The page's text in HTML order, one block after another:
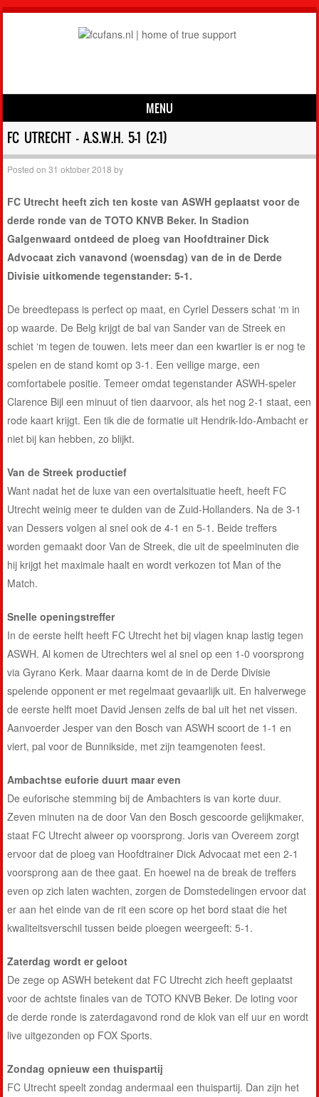
MENU
Skip to content
FC UTRECHT – A.S.W.H. 5-1 (2-1)
Posted on31 oktober 2018 by
FC Utrecht heeft zich ten koste van ASWH geplaatst voor de
derde ronde van de TOTO KNVB Beker. In Stadion
Galgenwaard ontdeed de ploeg van Hoofdtrainer Dick
Advocaat zich vanavond (woensdag) van de in de Derde
Divisie uitkomende tegenstander: 5-1.
De breedtepass is perfect op maat, enCyriel Dessers schat ‘m in
op waarde. De Belg krijgt de bal vanSander van de Streek en
schiet ‘m tegen de touwen. Iets meer dan een kwartier is er nog te
spelen en de stand komt op 3-1. Een veilige marge, een
comfortabele positie. Temeer omdat tegenstander ASWH-speler
Clarence Bijl een minuut of tien daarvoor, als het nog 2-1 staat, een
rode kaart krijgt. Een tik die de formatie uit Hendrik-Ido-Ambacht er
niet bij kan hebben, zo blijkt.
Van de Streek productief
Want nadat het de luxe van een overtalsituatie heeft, heeft FC
Utrecht weinig meer te dulden van de Zuid-Hollanders. Na de 3-1
van Dessers volgen al snel ook de 4-1 en 5-1. Beide treffers
worden gemaakt door Van de Streek, die uit de speelminuten die
hij krijgt het maximale haalt en wordt verkozen tot Man of the
Match.
Snelle openingstreffer
In de eerste helft heeft FC Utrecht het bij vlagen knap lastig tegen
ASWH. Al komen de Utrechters wel al snel op een 1-0 voorsprong
viaGyrano Kerk. Maar daarna komt de in de Derde Divisie
spelende opponent er met regelmaat gevaarlijk uit. En halverwege
de eerste helft moet David Jensen zelfs de bal uit het net vissen.
Aanvoerder Jesper van den Bosch van ASWH scoort de 1-1 en
viert, pal voor de Bunnikside, met zijn teamgenoten feest.
Ambachtse euforie duurt maar even
De euforische stemming bij de Ambachters is van korte duur.
Zeven minuten na de door Van den Bosch gescoorde gelijkmaker,
staat FC Utrecht alweer op voorsprong.Joris van Overeem zorgt
ervoor dat de ploeg van Hoofdtrainer Dick Advocaat met een 2-1
voorsprong aan de thee gaat. En hoewel na de break de treffers
even op zich laten wachten, zorgen de Domstedelingen ervoor dat
er aan het einde van de rit een score op het bord staat die het
kwaliteitsverschil tussen beide ploegen weergeeft: 5-1.
Zaterdag wordt er geloot
De zege op ASWH betekent dat FC Utrecht zich heeft geplaatst
voor de achtste finales van de TOTO KNVB Beker. De loting voor
de derde ronde is zaterdagavond rond de klok van elf uur en wordt
live uitgezonden op FOX Sports.
Zondag opnieuw een thuispartij
FC Utrecht speelt zondag andermaal een thuispartij. Dan zijn het